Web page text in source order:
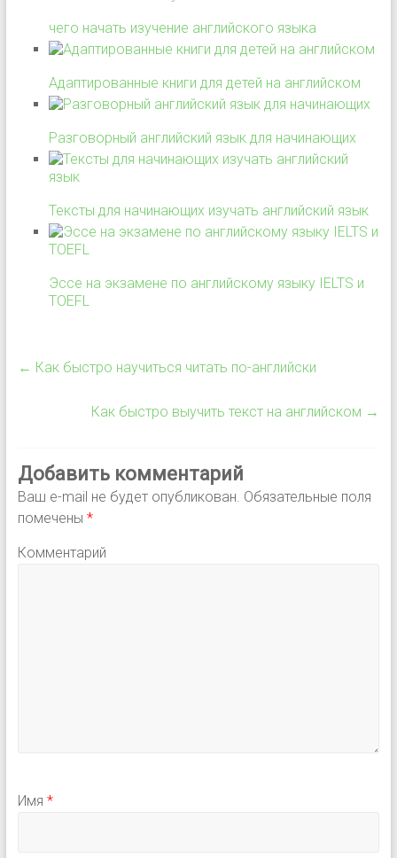
чего начать изучение английского языка
Адаптированные книги для детей на английском
Разговорный английский язык для начинающих
Тексты для начинающих изучать английский язык
Эссе на экзамене по английскому языку IELTS и
TOEFL
← Как быстро научиться читать по-английски
Как быстро выучить текст на английском →
Добавить комментарий
Ваш e-mail не будет опубликован. Обязательные поля
помечены *
Комментарий
Имя *